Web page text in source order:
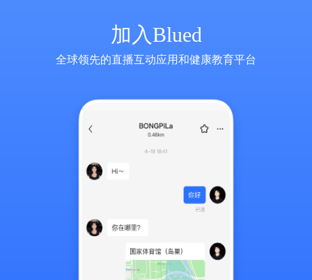
加入Blued
全球领先的直播互动应用和健康教育平台